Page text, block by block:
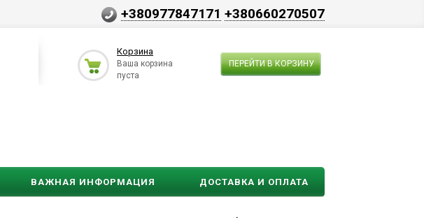
+380977847171 +380660270507
Корзина
Ваша корзина
пуста
ПЕРЕЙТИ В КОРЗИНУ
ВАЖНАЯ ИНФОРМАЦИЯ ДОСТАВКА И ОПЛАТА